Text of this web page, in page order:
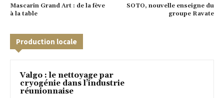
Mascarin Grand Art : de la fève
à la table
SOTO, nouvelle enseigne du
groupe Ravate
Production locale
Valgo : le nettoyage par
cryogénie dans l’industrie
réunionnaise